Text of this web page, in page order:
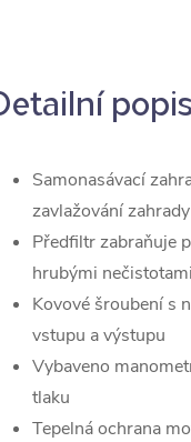
Samonasávací
zavlažování
Předfiltr zabraňuje
hrubými nečistotami
Kovové šroubení s
vstupu a výstupu
Vybaveno
tlaku
Tepelná ochrana